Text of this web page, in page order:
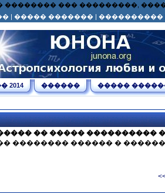
��� �������� ��� ���������,
| ����� ������� | ����������
2014 ������ �����
�� ����� ����������
�������� ������ � ������